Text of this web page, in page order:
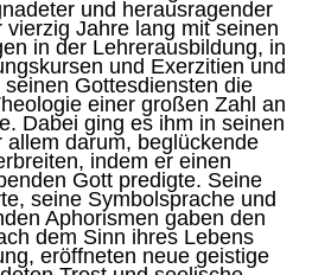
und herausragender
vierzig Jahre lang mit seinen
in der Lehrerausbildung, in
und Exerzitien und
seinen Gottesdiensten die
einer großen Zahl an
Dabei ging es ihm in seinen
allem darum, beglückende
, indem er einen
Gott predigte. Seine
seine Symbolsprache und
Aphorismen gaben den
dem Sinn ihres Lebens
eröffneten neue geistige